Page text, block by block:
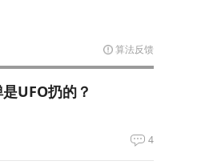
算法反馈
UFO扔的？
4